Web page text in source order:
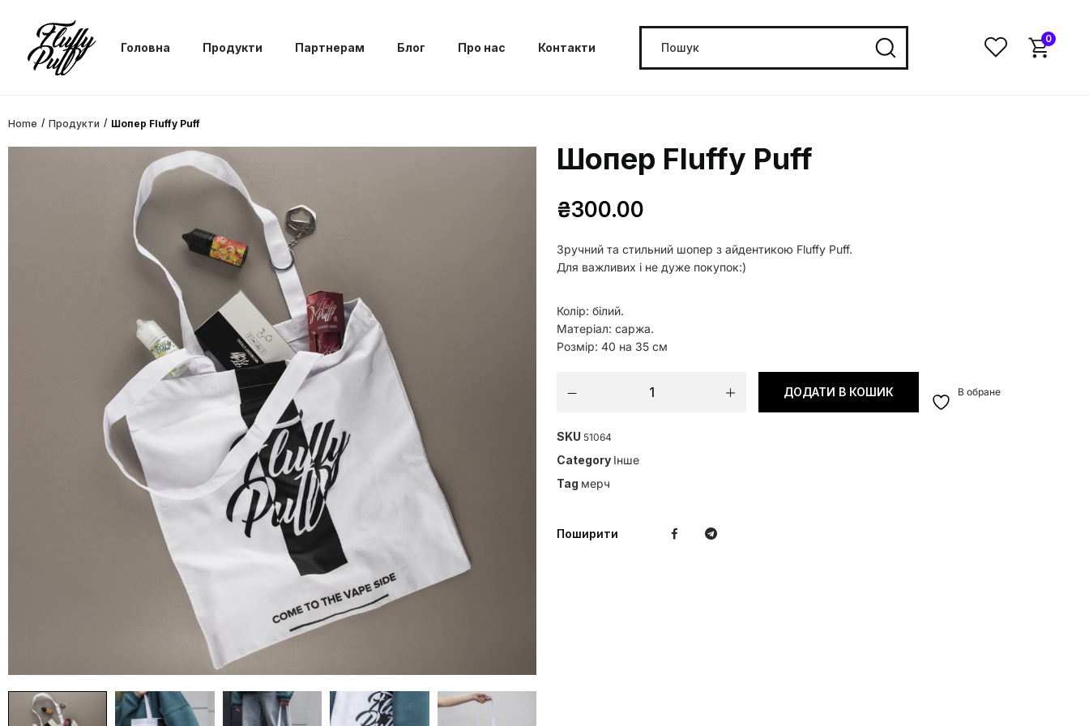
0
Головна Продукти Партнерам Блог Про нас Контакти
Home / Продукти / Шопер Fluffy Puff
Шопер Fluffy Puff
₴300.00
Зручний та стильний шопер з айдентикою Fluffy Puff.
Для важливих і не дуже покупок:)
Колір: білий.
Матеріал: саржа.
Розмір: 40 на 35 см
ДОДАТИ В КОШИК В обране
SKU 51064
Category Інше
Tag мерч
Поширити